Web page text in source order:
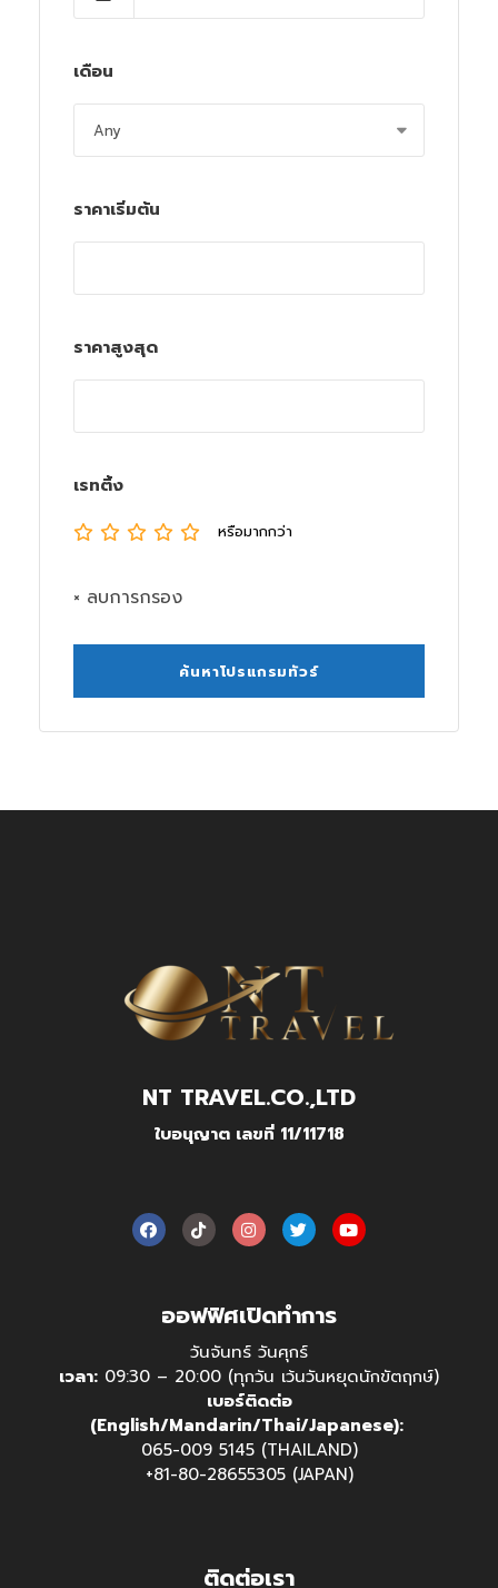
เดือน
ราคาเริ่มต้น
ราคาสูงสุด
เรทติ้ง
หรือมากกว่า
× ลบการกรอง
NT TRAVEL.CO.,LTD
ใบอนุญาต เลขที่ 11/11718
ออฟฟิศเปิดทำการ
วันจันทร์ วันศุกร์
เวลา: 09:30 – 20:00 (ทุกวัน เว้นวันหยุดนักขัตฤกษ์)
เบอร์ติดต่อ
(English/Mandarin/Thai/Japanese):
065-009 5145 (THAILAND)
+81-80-28655305 (JAPAN)
ติดต่อเรา